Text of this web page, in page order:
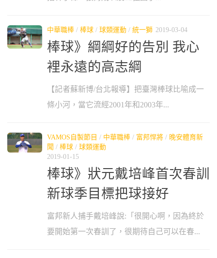
中華職棒 / 棒球 / 球類運動 / 統一獅 2019-03-04
棒球》綱綱好的告別 我心
裡永遠的高志綱
【記者蘇新博/台北報導】把臺灣棒球比喻成一
條小河，當它流經2001年和2003年...
VAMOS自製節目 / 中華職棒 / 富邦悍將 / 晚安體育新
聞 / 棒球 / 球類運動
2019-01-15
棒球》狀元戴培峰首次春訓
新球季目標把球接好
富邦新人捕手戴培峰說:「很開心啊，因為終於
要開始第一次春訓了，很期待自己可以在春...